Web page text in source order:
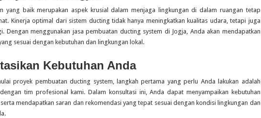
yang baik merupakan aspek krusial dalam menjaga lingkungan di dalam ruangan tetap
Kinerja optimal dari sistem ducting tidak hanya meningkatkan kualitas udara, tetapi juga
Dengan menggunakan jasa pembuatan ducting system di Jogja, Anda akan mendapatkan
sesuai dengan kebutuhan dan lingkungan lokal.
Kebutuhan Anda
proyek pembuatan ducting system, langkah pertama yang perlu Anda lakukan adalah
tim profesional kami. Dalam konsultasi ini, Anda dapat menyampaikan kebutuhan
mendapatkan saran dan rekomendasi yang tepat sesuai dengan kondisi lingkungan dan